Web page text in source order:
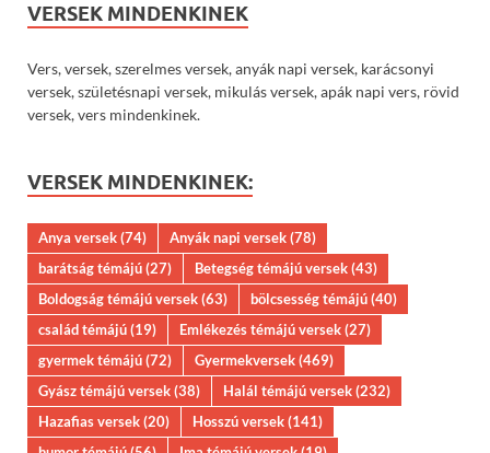
VERSEK MINDENKINEK
Vers, versek, szerelmes versek, anyák napi versek, karácsonyi
versek, születésnapi versek, mikulás versek, apák napi vers, rövid
versek, vers mindenkinek.
VERSEK MINDENKINEK:
Anya versek(74) Anyák napi versek(78)
barátság témájú(27) Betegség témájú versek(43)
Boldogság témájú versek(63) bölcsesség témájú(40)
család témájú(19) Emlékezés témájú versek(27)
gyermek témájú(72) Gyermekversek(469)
Gyász témájú versek(38) Halál témájú versek(232)
Hazafias versek(20) Hosszú versek(141)